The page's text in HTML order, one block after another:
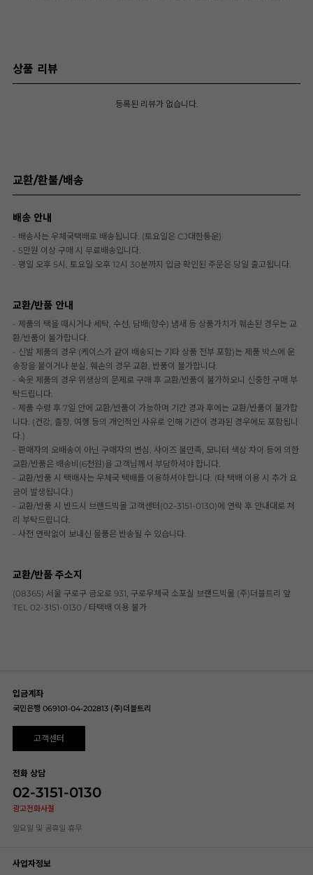
상품 리뷰
등록된 리뷰가 없습니다.
교환/환불/배송
배송 안내
- 배송사는 우체국택배로 배송됩니다. (토요일은 CJ대한통운)
- 5만원 이상 구매 시 무료배송입니다.
- 평일 오후 5시, 토요일 오후 12시 30분까지 입금 확인된 주문은 당일 출고됩니다.
교환/반품 안내
- 제품의 택을 떼시거나 세탁, 수선, 담배(향수) 냄새 등 상품가치가 훼손된 경우는 교
환/반품이 불가합니다.
- 신발 제품의 경우 (케이스가 같이 배송되는 기타 상품 전부 포함)는 제품 박스에 운
송장을 붙이거나 분실, 훼손의 경우 교환, 반품이 불가합니다.
- 속옷 제품의 경우 위생상의 문제로 구매 후 교환/반품이 불가하오니 신중한 구매 부
탁드립니다.
- 제품 수령 후 7일 안에 교환/반품이 가능하며 기간 경과 후에는 교환/반품이 불가합
니다. (건강, 출장, 여행 등의 개인적인 사유로 인해 기간이 경과된 경우에도 포함됩니
다.)
- 판매자의 오배송이 아닌 구매자의 변심, 사이즈 불만족, 모니터 색상 차이 등에 의한
교환/반품은 배송비(6천원)을 고객님께서 부담하셔야 합니다.
- 교환/반품 시 택배사는 우체국 택배를 이용하셔야 합니다. (타 택배 이용 시 추가 요
금이 발생됩니다.)
- 교환/반품 시 반드시 브랜드빅몰 고객센터(02-3151-0130)에 연락 후 안내대로 처
리 부탁드립니다.
- 사전 연락없이 보내신 물품은 반송될 수 있습니다.
교환/반품 주소지
(08365) 서울 구로구 금오로 931, 구로우체국 소포실 브랜드빅몰 (주)더블트리 앞
TEL 02-3151-0130 / 타택배 이용 불가
입금계좌
국민은행 069101-04-202813 (주)더블트리
고객센터
전화 상담
02-3151-0130
광고전화사절
일요일 및 공휴일 휴무
사업자정보